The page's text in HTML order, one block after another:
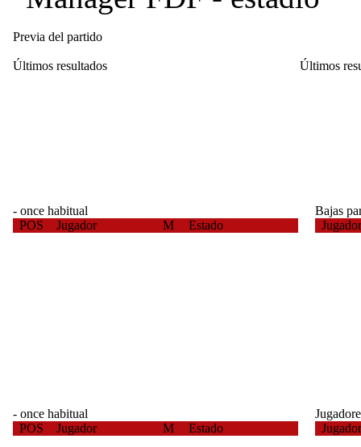
Previa del partido
Últimos resultados Últimos
- once habitual
Bajas
POS
Jugador M Estado Jugador
- once habitual
POS
Jugador M Estado Jugador